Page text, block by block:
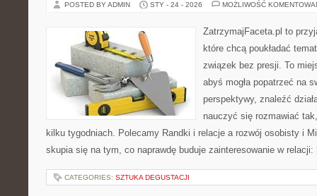
POSTED BY ADMIN STY - 24 - 2026 MOŻLIWOŚĆ
ZatrzymajFaceta.pl to
które chcą poukładać
związek bez presji. To
abyś mogła popatrzeć na
perspektywy, znaleźć
nauczyć się rozmawiać
kilku tygodniach. Polecamy Randki i relacje a rozwój osobisty i
skupia się na tym, co naprawdę buduje zainteresowanie w
CATEGORIES: SZTUKA DEGUSTACJI